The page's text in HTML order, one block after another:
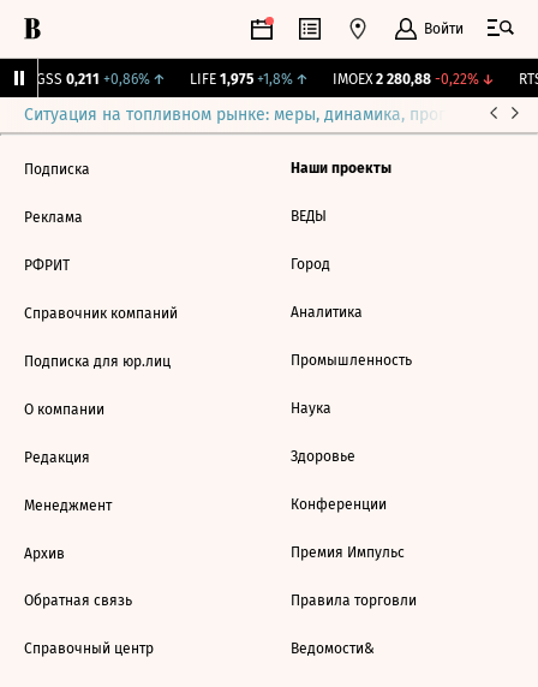
Войти
RGSS 0,211 +0,86%↑ LIFE 1,975 +1,8%↑ IMOEX 2 280,88 -0,22%↓
Ситуация на топливном рынке: меры, динамика, прогнозы
Подписка
Реклама
РФРИТ
Справочник компаний
Подписка для юр.лиц
О компании
Редакция
Менеджмент
Архив
Обратная связь
Справочный центр
Наши проекты
ВЕДЫ
Город
Аналитика
Промышленность
Наука
Здоровье
Конференции
Премия Импульс
Правила торговли
Ведомости&